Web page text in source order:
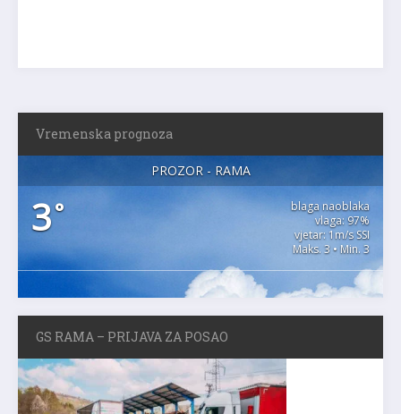
Vremenska prognoza
PROZOR - RAMA
3°
blaga naoblaka
vlaga: 97%
vjetar: 1m/s SSI
Maks. 3 • Min. 3
GS RAMA – PRIJAVA ZA POSAO